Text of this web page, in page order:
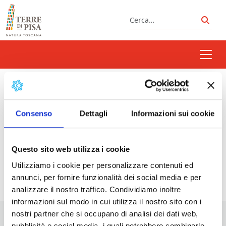
Consenso Dettagli Informazioni sui cookie
Questo sito web utilizza i cookie
Utilizziamo i cookie per personalizzare contenuti ed
annunci, per fornire funzionalità dei social media e per
analizzare il nostro traffico. Condividiamo inoltre
informazioni sul modo in cui utilizza il nostro sito con i
nostri partner che si occupano di analisi dei dati web,
Vai al contenuto
Cerca
frangitura
Prossimi eventi
<li>Non ci sono eventi con questo tag</li>